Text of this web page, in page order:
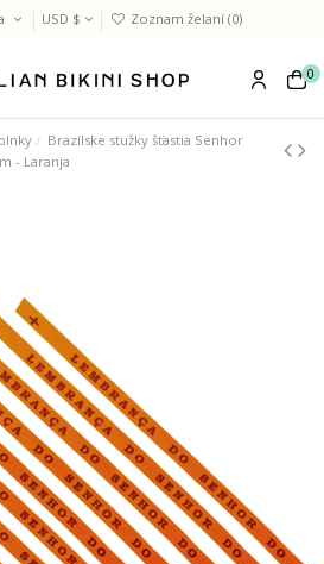
USD $ Zoznam želaní (0)
0
Brazílske stužky šťastia Senhor
- Laranja